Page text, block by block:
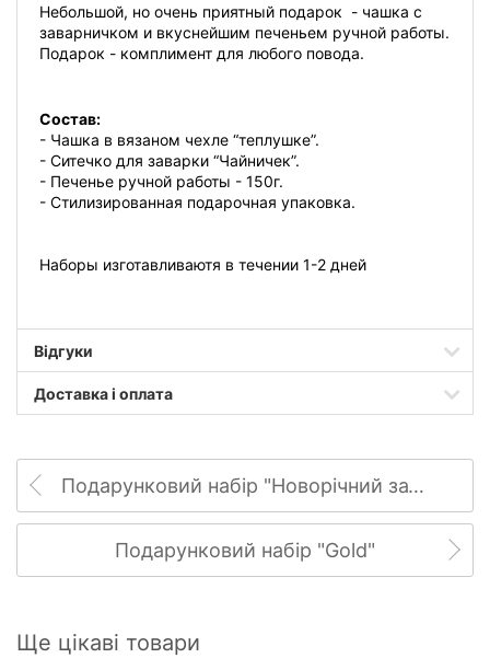
Небольшой, но очень приятный подарок - чашка с
заварничком и вкуснейшим печеньем ручной работы.
Подарок - комплимент для любого повода.
Состав:
- Чашка в вязаном чехле “теплушке”.
- Ситечко для заварки “Чайничек”.
- Печенье ручной работы - 150г.
- Стилизированная подарочная упаковка.
Наборы изготавливаютя в течении 1-2 дней
Відгуки
Доставка і оплата
Подарунковий набір "Новорічний затишок"
Подарунковий набір "Gold"
Ще цікаві товари